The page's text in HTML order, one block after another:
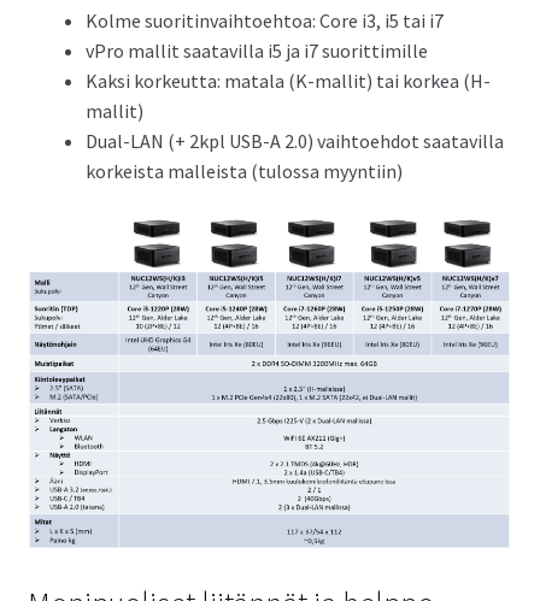
Kolme suoritinvaihtoehtoa: Core i3, i5 tai i7
vPro mallit saatavilla i5 ja i7 suorittimille
Kaksi korkeutta: matala (K-mallit) tai korkea (H-
mallit)
Dual-LAN (+ 2kpl USB-A 2.0) vaihtoehdot saatavilla
korkeista malleista (tulossa myyntiin)